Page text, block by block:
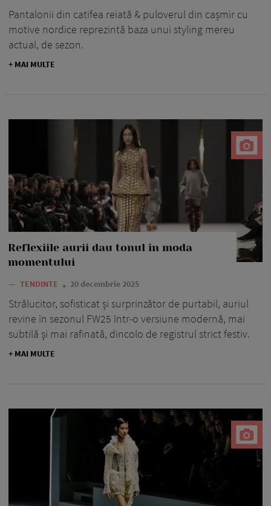
Pantalonii din catifea reiată & puloverul din cașmir cu
motive nordice reprezintă baza unui styling mereu
actual, de sezon.
+ MAI MULTE
Reflexiile aurii dau tonul în moda
momentului
— TENDINTE 20 decembrie 2025
Strălucitor, sofisticat și surprinzător de purtabil, auriul
revine în sezonul FW25 într-o versiune modernă, mai
subtilă și mai rafinată, dincolo de registrul strict festiv.
+ MAI MULTE